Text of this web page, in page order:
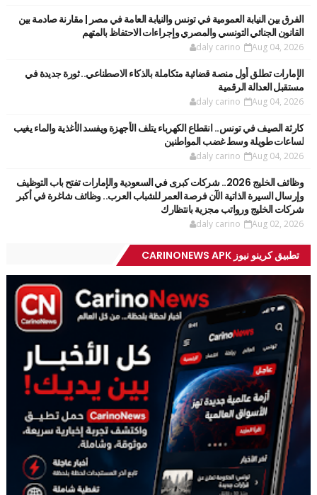
الفرق بين النيابة العمومية في تونس والنيابة العامة في مصر | مقارنة صادمة بين
القانون الجنائي التونسي والمصري وإجراءات الاحتفاظ بالمتهم
daly carino Aug 04, 2026
الإمارات تطلق أول منصة قضائية متكاملة بالذكاء الاصطناعي.. ثورة جديدة في
مستقبل العدالة الرقمية
daly carino Aug 04, 2026
كارثة الصيف في تونس.. انقطاع الكهرباء يتلف الأجهزة ويفسد الأغذية والماء يغيب
لساعات طويلة وسط غضب المواطنين
daly carino Aug 04, 2026
وظائف الخليج 2026.. شركات كبرى في السعودية والإمارات تفتح باب التوظيف
وإرسال السيرة الذاتية الآن فرصة العمر للشباب العرب.. وظائف شاغرة في أكبر
شركات الخليج ورواتب مجزية بانتظارك
daly carino Aug 02, 2026
تطبيق كرينو نيوز CARINONEWS APK